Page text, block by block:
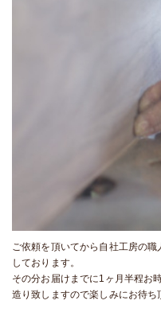
ご依頼を頂いてから自社工房の
しております。
その分お届けまでに1ヶ月半程お
造り致しますので楽しみにお待ち